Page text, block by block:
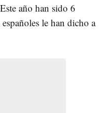
año han sido 6
le han dicho a